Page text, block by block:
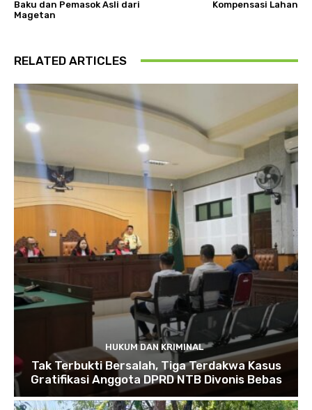
Baku dan Pemasok Asli dari
Magetan
Kompensasi Lahan
RELATED ARTICLES
HUKUM DAN KRIMINAL
Tak Terbukti Bersalah, Tiga Terdakwa Kasus
Gratifikasi Anggota DPRD NTB Divonis Bebas